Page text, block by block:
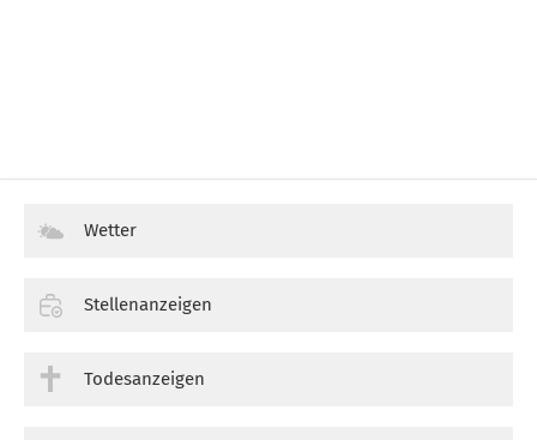
Wetter
Stellenanzeigen
Todesanzeigen